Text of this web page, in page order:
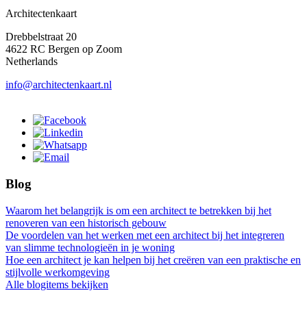
Architectenkaart
Drebbelstraat 20
4622 RC Bergen op Zoom
Netherlands
info@architectenkaart.nl
Blog
Waarom het belangrijk is om een architect te betrekken bij het
renoveren van een historisch gebouw
De voordelen van het werken met een architect bij het integreren
van slimme technologieën in je woning
Hoe een architect je kan helpen bij het creëren van een praktische en
stijlvolle werkomgeving
Alle blogitems bekijken